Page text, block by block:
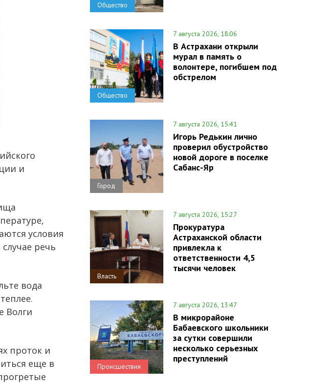
и
условия
речь
вода
Волги
проток и
еще в
Общество
Общество
7 августа 2026, 18:06
В Астрахани открыли
мурал в память о
волонтере, погибшем под
обстрелом
Город
7 августа 2026, 15:41
Игорь Редькин лично
проверил обустройство
новой дороге в поселке
Сабанс-Яр
Власть
7 августа 2026, 15:27
Прокуратура
Астраханской области
привлекла к
ответственности 4,5
тысячи человек
Происшествия
7 августа 2026, 13:47
В микрорайоне
Бабаевского школьники
за сутки совершили
несколько серьезных
преступлений